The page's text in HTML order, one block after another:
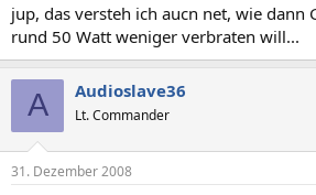
jup, das versteh ich aucn net, wie dann
rund 50 Watt weniger verbraten will...
A Audioslave36
Lt. Commander
31. Dezember 2008